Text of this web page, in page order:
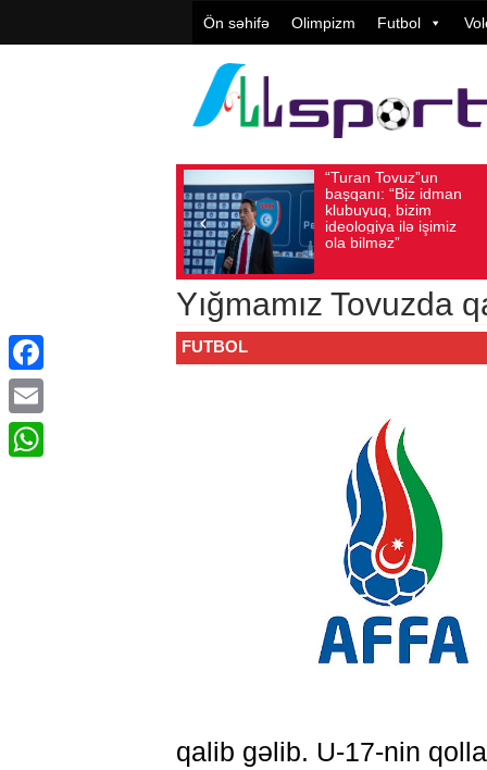
Ön səhifə Olimpizm Futbol
başqanı: “Biz idman
klubuyuq, bizim
ideologiya ilə işimiz
ola bilməz”
Avqust 05, 2026
Yığmamız Tovuzda
FUTBOL
qalib gəlib. U-17-nin
Facebook
Email